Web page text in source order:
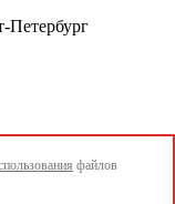
Петербург
национальных
развития
файлов